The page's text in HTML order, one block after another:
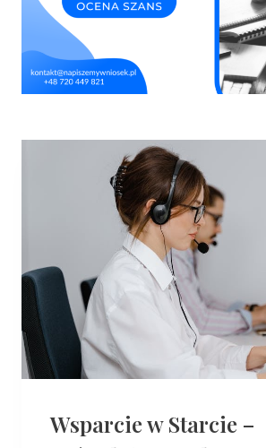
Wsparcie w Starcie –